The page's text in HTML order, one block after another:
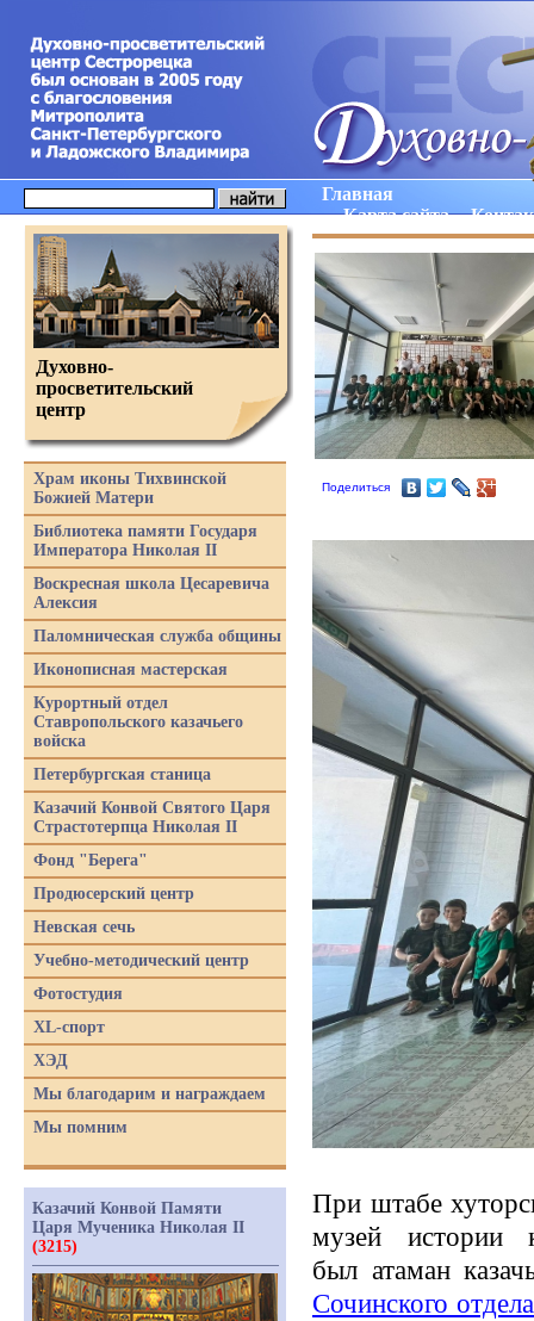
Главная
Карта сайта
Поделиться
При штабе
музей истории
был атаман
Сочинского
Духовно-
просветительский
центр
Храм иконы Тихвинской
Божией Матери
Библиотека памяти Государя
Императора Николая II
Воскресная школа Цесаревича
Алексия
Паломническая служба общины
Иконописная мастерская
Курортный отдел
Ставропольского казачьего
войска
Петербургская станица
Казачий Конвой Святого Царя
Страстотерпца Николая II
Фонд "Берега"
Продюсерский центр
Невская сечь
Учебно-методический центр
Фотостудия
XL-спорт
ХЭД
Мы благодарим и награждаем
Мы помним
Казачий Конвой Памяти
Царя Мученика Николая II
(3215)